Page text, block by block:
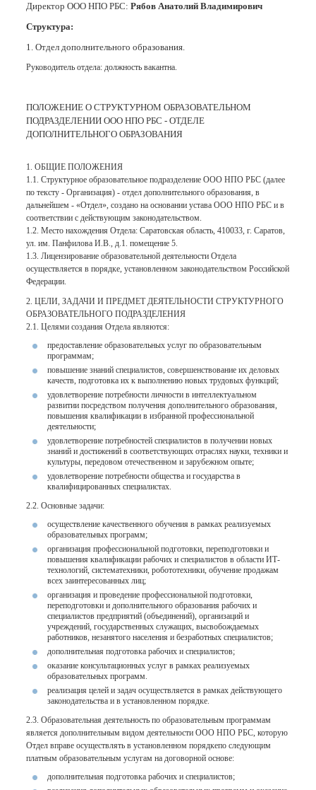
Директор ООО НПО РБС: Рябов Анатолий Владимирович
Структура:
1. Отдел дополнительного образования.
Руководитель отдела: должность вакантна.
ПОЛОЖЕНИЕ О СТРУКТУРНОМ ОБРАЗОВАТЕЛЬНОМ
ПОДРАЗДЕЛЕНИИ ООО НПО РБС - ОТДЕЛЕ
ДОПОЛНИТЕЛЬНОГО ОБРАЗОВАНИЯ
1. ОБЩИЕ ПОЛОЖЕНИЯ
1.1. Структурное образовательное подразделение ООО НПО РБС (далее
по тексту - Организация) - отдел дополнительного образования, в
дальнейшем - «Отдел», создано на основании устава ООО НПО РБС и в
соответствии с действующим законодательством.
1.2. Место нахождения Отдела: Саратовская область, 410033, г. Саратов,
ул. им. Панфилова И.В., д.1. помещение 5.
1.3. Лицензирование образовательной деятельности Отдела
осуществляется в порядке, установленном законодательством Российской
Федерации.
2. ЦЕЛИ, ЗАДАЧИ И ПРЕДМЕТ ДЕЯТЕЛЬНОСТИ СТРУКТУРНОГО
ОБРАЗОВАТЕЛЬНОГО ПОДРАЗДЕЛЕНИЯ
2.1. Целями создания Отдела являются:
предоставление образовательных услуг по образовательным
программам;
повышение знаний специалистов, совершенствование их деловых
качеств, подготовка их к выполнению новых трудовых функций;
удовлетворение потребности личности в интеллектуальном
развитии посредством получения дополнительного образования,
повышения квалификации в избранной профессиональной
деятельности;
удовлетворение потребностей специалистов в получении новых
знаний и достижений в соответствующих отраслях науки, техники и
культуры, передовом отечественном и зарубежном опыте;
удовлетворение потребности общества и государства в
квалифицированных специалистах.
2.2. Основные задачи:
осуществление качественного обучения в рамках реализуемых
образовательных программ;
организация профессиональной подготовки, переподготовки и
повышения квалификации рабочих и специалистов в области ИТ-
технологий, систематехники, робототехники, обучение продажам
всех заинтересованных лиц;
организация и проведение профессиональной подготовки,
переподготовки и дополнительного образования рабочих и
специалистов предприятий (объединений), организаций и
учреждений, государственных служащих, высвобождаемых
работников, незанятого населения и безработных специалистов;
дополнительная подготовка рабочих и специалистов;
оказание консультационных услуг в рамках реализуемых
образовательных программ.
реализация целей и задач осуществляется в рамках действующего
законодательства и в установленном порядке.
2.3. Образовательная деятельность по образовательным программам
является дополнительным видом деятельности ООО НПО РБС, которую
Отдел вправе осуществлять в установленном порядкепо следующим
платным образовательным услугам на договорной основе:
дополнительная подготовка рабочих и специалистов;